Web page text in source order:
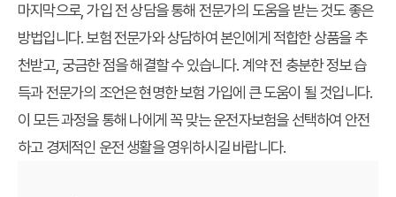
마지막으로, 가입 전 상담을 통해 전문가의 도움을 받는 것도 좋은
방법입니다. 보험 전문가와 상담하여 본인에게 적합한 상품을 추
천받고, 궁금한 점을 해결할 수 있습니다. 계약 전 충분한 정보 습
득과 전문가의 조언은 현명한 보험 가입에 큰 도움이 될 것입니다.
이 모든 과정을 통해 나에게 꼭 맞는 운전자보험을 선택하여 안전
하고 경제적인 운전 생활을 영위하시길 바랍니다.